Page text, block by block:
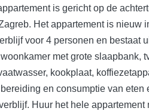
is gericht op de
Het appartement is nieuw
voor 4 personen en bestaat
met grote slaapbank,
kookplaat,
en consumptie van eten
Huur het hele appartement